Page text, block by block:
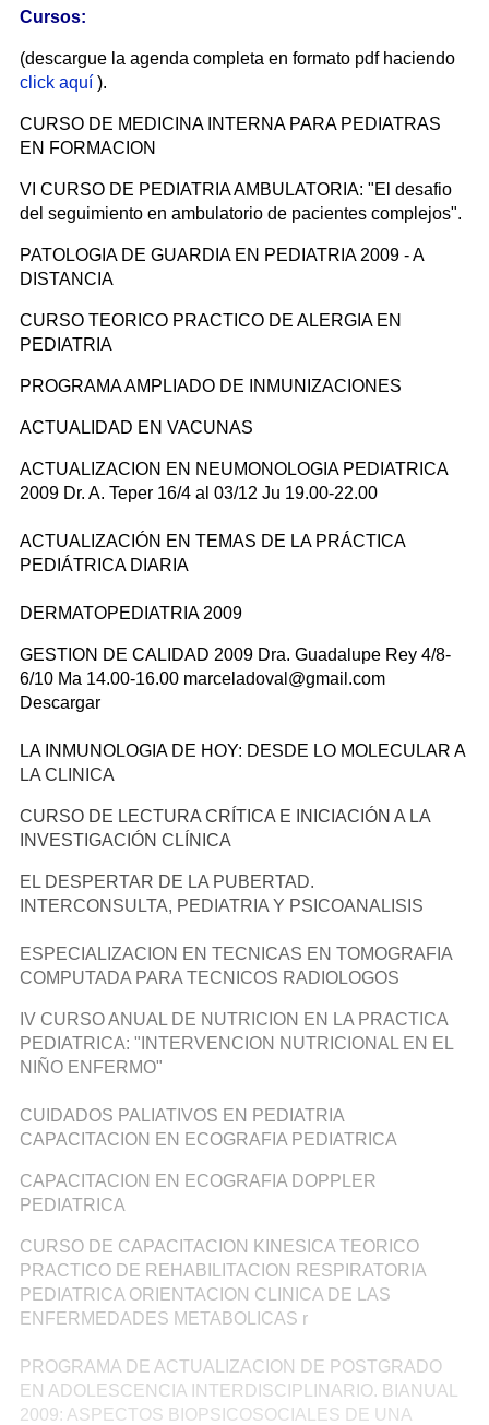
Cursos:
(descargue la agenda completa en formato pdf haciendo
click aquí ).
CURSO DE MEDICINA INTERNA PARA PEDIATRAS
EN FORMACION
VI CURSO DE PEDIATRIA AMBULATORIA: "El desafio
del seguimiento en ambulatorio de pacientes complejos".
PATOLOGIA DE GUARDIA EN PEDIATRIA 2009 - A
DISTANCIA
CURSO TEORICO PRACTICO DE ALERGIA EN
PEDIATRIA
PROGRAMA AMPLIADO DE INMUNIZACIONES
ACTUALIDAD EN VACUNAS
ACTUALIZACION EN NEUMONOLOGIA PEDIATRICA
2009 Dr. A. Teper 16/4 al 03/12 Ju 19.00-22.00
ACTUALIZACIÓN EN TEMAS DE LA PRÁCTICA
PEDIÁTRICA DIARIA
DERMATOPEDIATRIA 2009
GESTION DE CALIDAD 2009 Dra. Guadalupe Rey 4/8-
6/10 Ma 14.00-16.00 marceladoval@gmail.com
Descargar
LA INMUNOLOGIA DE HOY: DESDE LO MOLECULAR A
LA CLINICA
CURSO DE LECTURA CRÍTICA E INICIACIÓN A LA
INVESTIGACIÓN CLÍNICA
EL DESPERTAR DE LA PUBERTAD.
INTERCONSULTA, PEDIATRIA Y PSICOANALISIS
ESPECIALIZACION EN TECNICAS EN TOMOGRAFIA
COMPUTADA PARA TECNICOS RADIOLOGOS
IV CURSO ANUAL DE NUTRICION EN LA PRACTICA
PEDIATRICA: "INTERVENCION NUTRICIONAL EN EL
NIÑO ENFERMO"
CUIDADOS PALIATIVOS EN PEDIATRIA
CAPACITACION EN ECOGRAFIA PEDIATRICA
CAPACITACION EN ECOGRAFIA DOPPLER
PEDIATRICA
CURSO DE CAPACITACION KINESICA TEORICO
PRACTICO DE REHABILITACION RESPIRATORIA
PEDIATRICA ORIENTACION CLINICA DE LAS
ENFERMEDADES METABOLICAS r
PROGRAMA DE ACTUALIZACION DE POSTGRADO
EN ADOLESCENCIA INTERDISCIPLINARIO. BIANUAL
2009: ASPECTOS BIOPSICOSOCIALES DE UNA